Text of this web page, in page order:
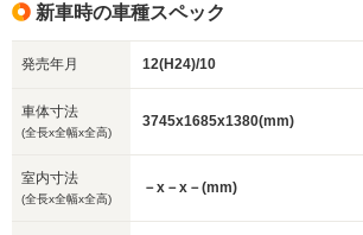
新車時の車種スペック
発売年月 12(H24)/10
車体寸法
(全長x全幅x全高)
3745x1685x1380(mm)
室内寸法
(全長x全幅x全高)
－x－x－(mm)